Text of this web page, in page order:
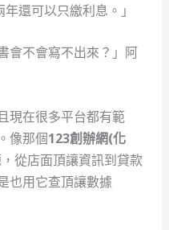
還可以只繳利息。」
會不會寫不出來？」阿
現在很多平台都有範
像那個123創辦網(化
從店面頂讓資訊到貸款
也用它查頂讓數據